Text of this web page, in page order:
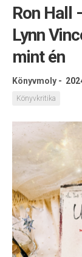
Ron Hall
Lynn
mint én
Könyvmoly -
Könyvkritika